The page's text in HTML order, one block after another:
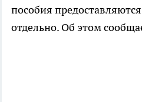
пособия
отдельно. Об этом